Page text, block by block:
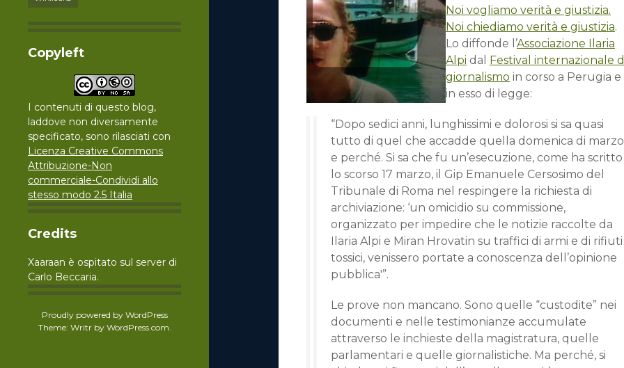
Copyleft
I contenuti di questo blog,
laddove non diversamente
specificato, sono rilasciati con
Licenza Creative Commons
Attribuzione-Non
commerciale-Condividi allo
stesso modo 2.5 Italia
Credits
Xaaraan è ospitato sul server di
Carlo Beccaria.
Proudly powered by WordPress
Theme: Writr by WordPress.com.
Noi vogliamo verità e giustizia.
Noi chiediamo verità e giustizia.
Lo diffonde l’Associazione Ilaria
Alpi dal Festival internazionale
giornalismo in corso a Perugia e
in esso di legge:
“Dopo sedici anni, lunghissimi e dolorosi si sa quasi
tutto di quel che accadde quella domenica di marzo
e perché. Si sa che fu un’esecuzione, come ha scritto
lo scorso 17 marzo, il Gip Emanuele Cersosimo del
Tribunale di Roma nel respingere la richiesta di
archiviazione: ‘un omicidio su commissione,
organizzato per impedire che le notizie raccolte da
Ilaria Alpi e Miran Hrovatin su traffici di armi e di rifiuti
tossici, venissero portate a conoscenza dell’opinione
pubblica'”.
Le prove non mancano. Sono quelle “custodite” nei
documenti e nelle testimonianze accumulate
attraverso le inchieste della magistratura, quelle
parlamentari e quelle giornalistiche. Ma perché, si